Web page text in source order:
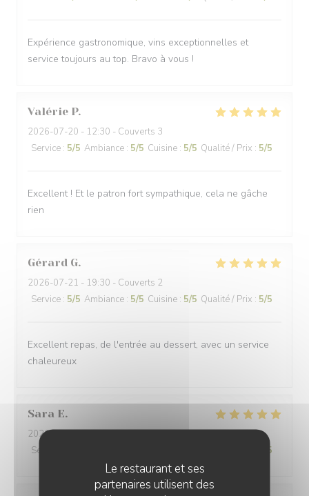
Le restaurant et ses
partenaires utilisent des
Expérience gastronomique, vins exceptionnelles et
service toujours au top. Bravo à vous !
Valérie P
2026-07-20 - 12:30 - Couverts 3
Service : 5/5 Ambiance : 5/5 Cuisine : 5/5 Qualité / Prix : 5/5
Excellent ! Et le patron fort sympathique, cela ne gâche
rien
Gérard G
2026-07-21 - 19:30 - Couverts 2
Service : 5/5 Ambiance : 5/5 Cuisine : 5/5 Qualité / Prix : 5/5
Excellent repas, de l'entrée au dessert, avec un service
chaleureux
Sara E
2026-07-20- 12:15 - Couverts 3
Service
/5